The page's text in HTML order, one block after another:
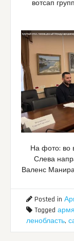
вотсап
На фото: во
Слева
Валенс
Posted in
Tagged
ленобласть,